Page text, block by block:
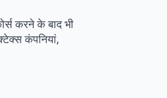
करने के बाद भी
कंपनियां,